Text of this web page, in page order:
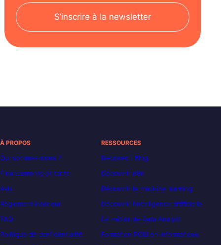
S’inscrire à la newsletter
À PROPOS
Qui sommes-nous ?
Financements et tarifs
Avis
Règlement intérieur
FAQ
Politique de confidentialité
RESSOURCES
Decoded | Blog
Découvrir n8n
Découvrir le machine learning
Découvrir l’intelligence artificielle
Le métier de Data Analyst
Formation POEI en informatique